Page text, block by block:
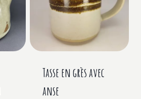
Tasse en grès avec
anse